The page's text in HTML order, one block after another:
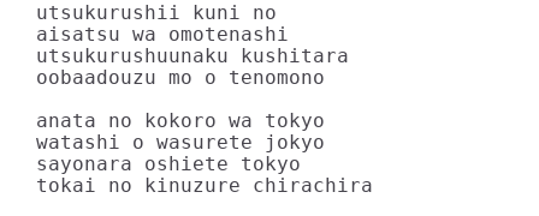
utsukurushii kuni no
aisatsu wa omotenashi
utsukurushuunaku kushitara
oobaadouzu mo o tenomono
anata no kokoro wa tokyo
watashi o wasurete jokyo
sayonara oshiete tokyo
tokai no kinuzure chirachira